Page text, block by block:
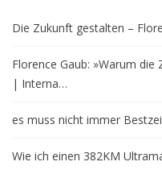
Die Zukunft gestalten –
Florence Gaub: »Warum
| Interna…
es muss nicht immer
Wie ich einen 382KM